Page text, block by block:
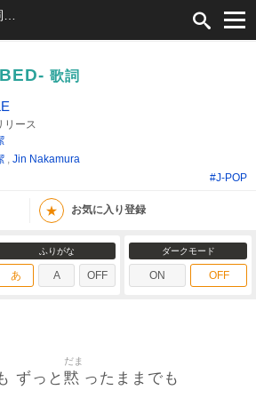
歌詞
リース
, Jin Nakamura
#J-POP
★ お気に入り登録
ふりがな
あ A OFF
ダークモード
ON OFF
ずっと 黙
だま
ったままでも